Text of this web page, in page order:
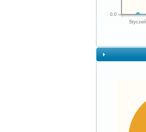
Styczeń
0.0